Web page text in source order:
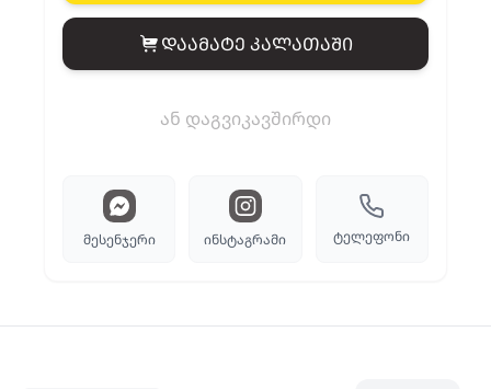
View cart
დაამატე კალათაში
ან დაგვიკავშირდი
მესენჯერი ინსტაგრამი ტელეფონი